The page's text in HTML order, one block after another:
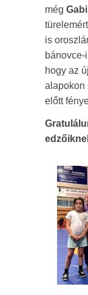
még
is
hogy az
alapokon
előtt